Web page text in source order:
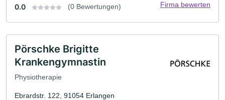
0.0 (0 Bewertungen) Firma bewerten
Pörschke Brigitte
Krankengymnastin
Physiotherapie
Ebrardstr. 122, 91054 Erlangen